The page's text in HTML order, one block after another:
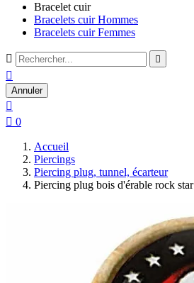
Bracelet cuir
Bracelets cuir Hommes
Bracelets cuir Femmes
 

Annuler

 0
Accueil
Piercings
Piercing plug, tunnel, écarteur
Piercing plug bois d'érable rock star